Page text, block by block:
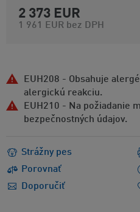
2 373 EUR
1 961 EUR bez DPH
EUH208 - Obsahuje
alergickú reakciu.
EUH210 - Na požiadanie
bezpečnostných údajov.
Strážny pes
Porovnať
Doporučiť